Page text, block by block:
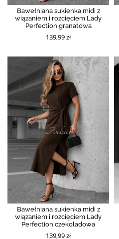
Bawełniana sukienka midi z
wiązaniem i rozcięciem Lady
Perfection granatowa
139,99 zł
Bawełniana sukienka midi z
wiązaniem i rozcięciem Lady
Perfection czekoladowa
139,99 zł